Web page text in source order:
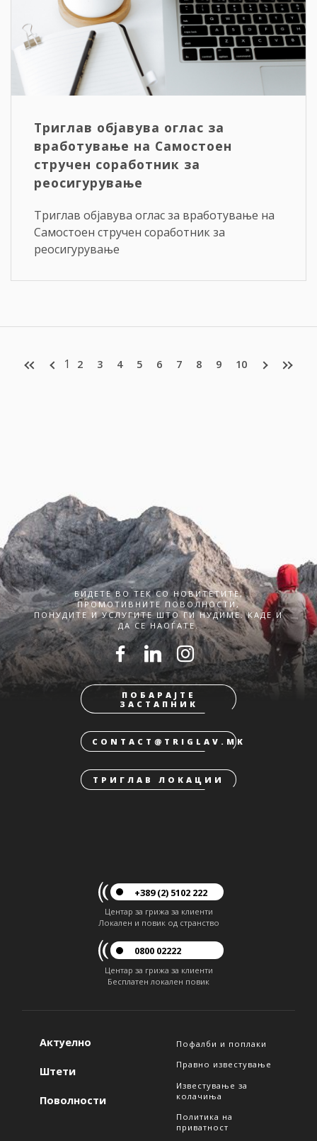
Триглав објавува оглас за
вработување на Самостоен
стручен соработник за
реосигурување
Триглав објавува оглас за вработување на
Самостоен стручен соработник за
реосигурување
1 2 3 4 5 6 7 8 9 10
БИДЕТЕ ВО ТЕК СО НОВИТЕТИТЕ,
ПРОМОТИВНИТЕ ПОВОЛНОСТИ,
ПОНУДИТЕ И УСЛУГИТЕ ШТО ГИ НУДИМЕ. КАДЕ И
ДА СЕ НАОЃАТЕ.
ПОБАРАЈТЕ
ЗАСТАПНИК
CONTACT@TRIGLAV.MK
ТРИГЛАВ ЛОКАЦИИ
+389 (2) 5102 222
Центар за грижа за клиенти
Локален и повик од странство
0800 02222
Центар за грижа за клиенти
Бесплатен локален повик
Актуелно
Штети
Поволности
Пофалби и поплаки
Правно известување
Известување за
колачиња
Политика на
приватност